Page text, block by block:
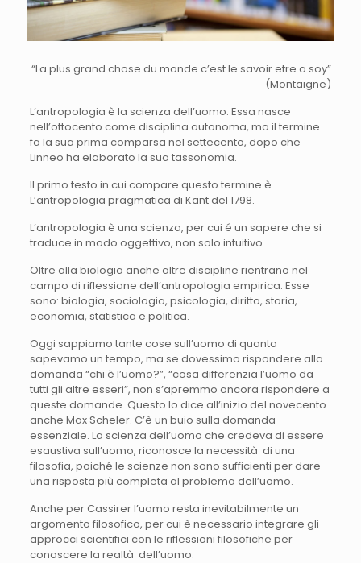
“La plus grand chose du monde c’est le savoir etre a soy”
(Montaigne)
L’antropologia è la scienza dell’uomo. Essa nasce
nell’ottocento come disciplina autonoma, ma il termine
fa la sua prima comparsa nel settecento, dopo che
Linneo ha elaborato la sua tassonomia.
Il primo testo in cui compare questo termine è
L’antropologia pragmatica di Kant del 1798.
L’antropologia è una scienza, per cui é un sapere che si
traduce in modo oggettivo, non solo intuitivo.
Oltre alla biologia anche altre discipline rientrano nel
campo di riflessione dell’antropologia empirica. Esse
sono: biologia, sociologia, psicologia, diritto, storia,
economia, statistica e politica.
Oggi sappiamo tante cose sull’uomo di quanto
sapevamo un tempo, ma se dovessimo rispondere alla
domanda “chi è l’uomo?”, “cosa differenzia l’uomo da
tutti gli altre esseri”, non s’apremmo ancora rispondere a
queste domande. Questo lo dice all’inizio del novecento
anche Max Scheler. C’è un buio sulla domanda
essenziale. La scienza dell’uomo che credeva di essere
esaustiva sull’uomo, riconosce la necessità di una
filosofia, poiché le scienze non sono sufficienti per dare
una risposta più completa al problema dell’uomo.
Anche per Cassirer l’uomo resta inevitabilmente un
argomento filosofico, per cui è necessario integrare gli
approcci scientifici con le riflessioni filosofiche per
conoscere la realtà dell’uomo.